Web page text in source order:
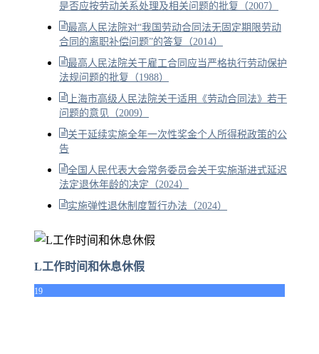
是否应按劳动关系处理及相关问题的批复（2007）
最高人民法院对“我国劳动合同法无固定期限劳动
合同的离职补偿问题”的答复（2014）
最高人民法院关于雇工合同应当严格执行劳动保护
法规问题的批复（1988）
上海市高级人民法院关于适用《劳动合同法》若干
问题的意见（2009）
关于延续实施全年一次性奖金个人所得税政策的公
告
全国人民代表大会常务委员会关于实施渐进式延迟
法定退休年龄的决定（2024）
实施弹性退休制度暂行办法（2024）
L工作时间和休息休假
19